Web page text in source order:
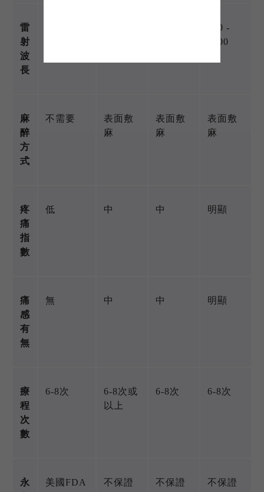
雷
射
波
長
700 -
1000
麻
醉
方
式
不需要
表面敷
麻
表面敷
麻
表面敷
麻
疼
痛
指
數
低 中 中 明顯
痛
感
有
無
無 中 中 明顯
療
程
次
數
6-8次
6-8次或
以上
6-8次 6-8次
永
美國FDA
不保證
不保證
不保證